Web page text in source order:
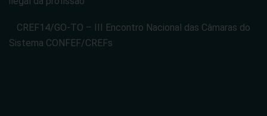
CREF14/GO-TO – III Encontro Nacional das Câmaras do
Sistema CONFEF/CREFs